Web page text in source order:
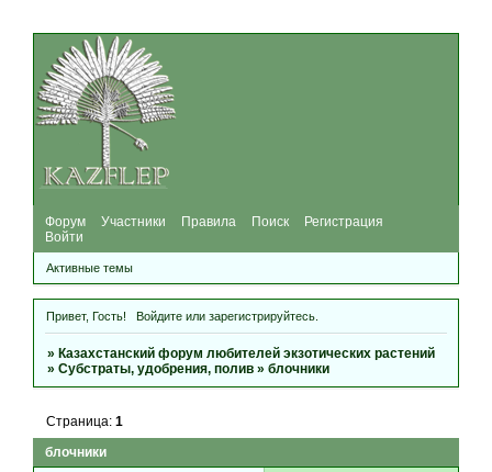
Форум Участники Правила Поиск
Регистрация
Войти
Активные темы
Привет, Гость! Войдитеили зарегистрируйтесь.
»Казахстанский форум любителей экзотических растений
»Субстраты, удобрения, полив »блочники
блочники
Страница:1